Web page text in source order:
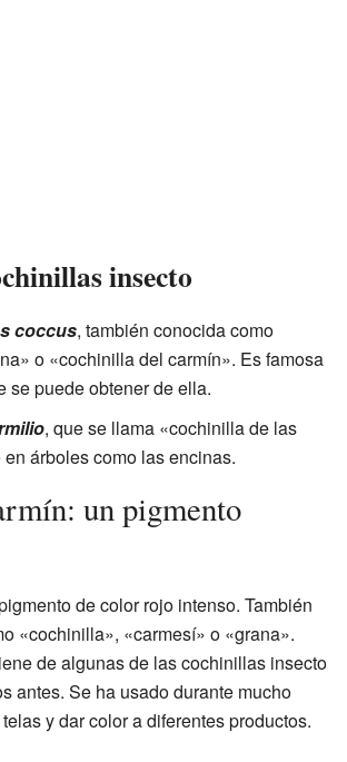
insecto
coccus, también conocida como
o «cochinilla del carmín». Es famosa
se puede obtener de ella.
, que se llama «cochinilla de las
árboles como las encinas.
un pigmento
de color rojo intenso. También
«cochinilla», «carmesí» o «grana».
de algunas de las cochinillas insecto
antes. Se ha usado durante mucho
y dar color a diferentes productos.